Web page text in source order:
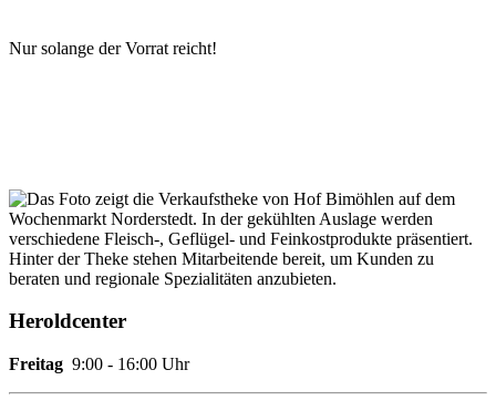
Nur solange der Vorrat reicht!
Heroldcenter
Freitag 9:00 - 16:00 Uhr